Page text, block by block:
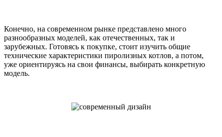
Конечно, на современном рынке представлено много
разнообразных моделей, как отечественных, так и
зарубежных. Готовясь к покупке, стоит изучить общие
технические характеристики пиролизных котлов, а потом,
уже ориентируясь на свои финансы, выбирать конкретную
модель.